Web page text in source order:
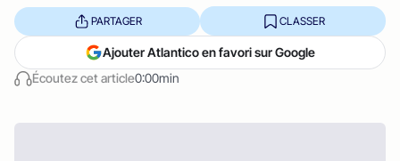
Écoutez cet article0:00min
PARTAGER CLASSER
Ajouter Atlantico en favori sur Google